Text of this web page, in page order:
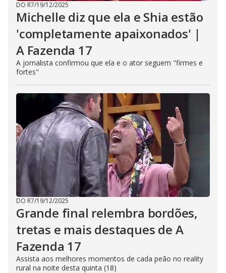
DO R7/19/12/2025
Michelle diz que ela e Shia estão
'completamente apaixonados' |
A Fazenda 17
A jornalista confirmou que ela e o ator seguem "firmes e
fortes"
DO R7/19/12/2025
Grande final relembra bordões,
tretas e mais destaques de A
Fazenda 17
Assista aos melhores momentos de cada peão no reality
rural na noite desta quinta (18)